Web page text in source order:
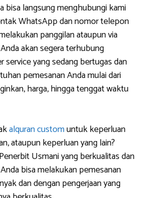
bisa langsung menghubungi kami
WhatsApp dan nomor telepon
panggilan ataupun via
akan segera terhubung
service yang sedang bertugas dan
pemesanan Anda mulai dari
harga, hingga tenggat waktu
alquran customuntuk keperluan
ataupun keperluan yang lain?
Usmani yang berkualitas dan
bisa melakukan pemesanan
dan dengan pengerjaan yang